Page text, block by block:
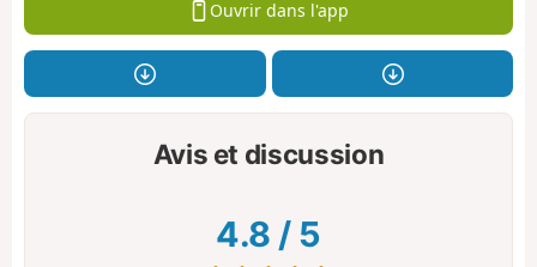
Ouvrir dans l'app
Avis et discussion
4.8 / 5